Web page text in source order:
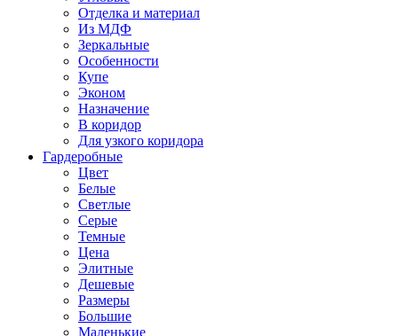
Отделка и материал
Из МДФ
Зеркальные
Особенности
Купе
Эконом
Назначение
В коридор
Для узкого коридора
Гардеробные
Цвет
Белые
Светлые
Серые
Темные
Цена
Элитные
Дешевые
Размеры
Большие
Маленькие